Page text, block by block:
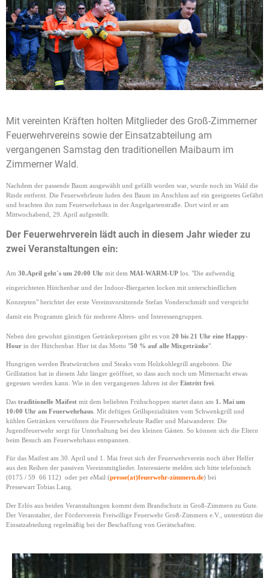
Mit vereinten Kräften holten Mitglieder des Groß-Zimmerner
Feuerwehrvereins sowie der Einsatzabteilung am
vergangenen Samstag den traditionellen Maibaum im
Zimmerner Wald.
Nachdem der passende Baum ausgewählt und gefällt worden war, wurde noch im Wald die
Rinde entfernt. Die Feuerwehrleute luden den Baum im Anschluss auf ein geeignetes Gefährt
und brachten ihn zum Feuerwehrhaus in der Angelgartenstraße. Dort wird er am
Mittwochabend, 29. April aufgestellt.
Der Feuerwehrverein lädt auch in diesem Jahr wieder zu
zwei Veranstaltungen ein:
Am 30.April geht´s um 20:00 Uhr mit dem MAI-WARM-UP los. "Die aufwendig
eingerichteten Hütchenbar und der Indoor-Biergarten locken mit unterschiedlichen
Konzepten" berichtet der erste Vereinsvorsitzende Stefan Vonderschmidt und verspricht
damit ein Programm gleich für mehrere Alters- und Interessengruppen.
Neben den gewohnt günstigen Getränkepreisen gibt es von 20 bis 21 Uhr eine Happy-
Hour in der Hütchenbar. Hier ist das Motto "50 % auf alle Mixgetränke".
Hungrigen werden Bratwürstchen und Steaks vom Holzkohlegrill angeboten. Die
Grillstation hat in diesem Jahr länger geöffnet, so dass auch noch um Mitternacht etwas
gegessen werden kann. Wie in den vergangenen Jahren ist der Eintritt frei
Das traditionelle Maifest mit dem beliebten Frühschoppen startet dann am 1. Mai um
10:00 Uhr am Feuerwehrhaus . Mit deftigen Grillspezialitäten vom Schwenkgrill und
kühlen Getränken verwöhnen die Feuerwehrleute Radler und Maiwanderer. Die
Jugendfeuerwehr sorgt für Unterhaltung bei den kleinen Gästen. So können sich die Eltern
beim Besuch am Feuerwehrhaus entspannen.
Für das Maifest am 30. April und 1. Mai freut sich der Feuerwehrverein noch über Helfer
aus den Reihen der passiven Vereinsmitglieder. Interessierte melden sich bitte telefonisch
(0175 / 59 66 112) oder per eMail (presse(at)feuerwehr-zimmern.de) bei
Pressewart Tobias Lang.
Der Erlös aus beiden Veranstaltungen kommt dem Brandschutz in Groß-Zimmern zu Gute.
Der Veranstalter, der Förderverein Freiwillige Feuerwehr Groß-Zimmern e.V., unterstützt die
Einsatzabteilung regelmäßig bei der Beschaffung von Gerätschaften.